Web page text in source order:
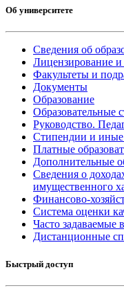
Об университете
Сведения об
Лицензирование и
Факультеты и
Документы
Образование
Образовательные
Руководство.
Стипендии и
Платные
Дополнительные
Сведения о
имущественного
Финансово-
Система оценки
Часто задаваемые
Дистанционные
Быстрый доступ